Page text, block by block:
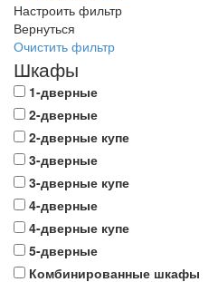
Настроить фильтр
Вернуться
Очистить фильтр
Шкафы
1-дверные
2-дверные
2-дверные купе
3-дверные
3-дверные купе
4-дверные
4-дверные купе
5-дверные
Комбинированные шкафы